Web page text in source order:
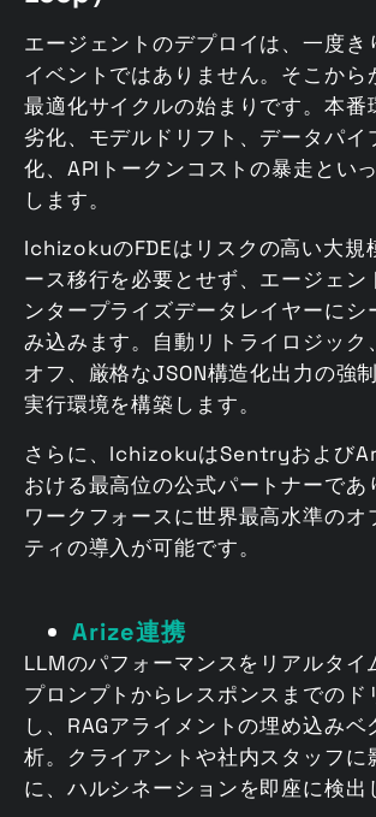
エージェントのデプロイは、一度き
イベントではありません。そこから
最適化サイクルの始まりです。本番
劣化、モデルドリフト、データパイ
化、APIトークンコストの暴走とい
します。
IchizokuのFDEはリスクの高い大規
ース移行を必要とせず、エージェン
ンタープライズデータレイヤーにシ
み込みます。自動リトライロジック
オフ、厳格なJSON構造化出力の強
実行環境を構築します。
さらに、IchizokuはSentryおよび
おける最高位の公式パートナーであ
ワークフォースに世界最高水準のオ
ティの導入が可能です。
Arize連携
LLMのパフォーマンスをリアルタイ
プロンプトからレスポンスまでのド
し、RAGアライメントの埋め込みベ
析。クライアントや社内スタッフに
に、ハルシネーションを即座に検出